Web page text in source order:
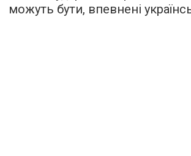
можуть бути, впевнені